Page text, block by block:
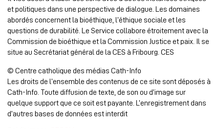
et politiques dans une perspective de dialogue. Les domaines
abordés concernent la bioéthique, l’éthique sociale et les
questions de durabilité. Le Service collabore étroitement avec la
Commission de bioéthique et la Commission Justice et paix. Il se
situe au Secrétariat général de la CES à Fribourg. CES
© Centre catholique des médias Cath-Info
Les droits de l’ensemble des contenus de ce site sont déposés à
Cath-Info. Toute diffusion de texte, de son ou d’image sur
quelque support que ce soit est payante. L’enregistrement dans
d’autres bases de données est interdit